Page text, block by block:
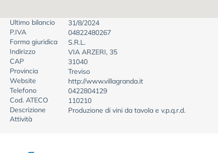
Ultimo bilancio
31/8/2024
P.IVA
04822480267
Forma giuridica
S.R.L.
Indirizzo
VIA ARZERI, 35
CAP
31040
Provincia
Treviso
Website
http://www.villagranda.it
Telefono
0422804129
Cod. ATECO
110210
Descrizione
Attività
Produzione di vini da tavola e v.p.q.r.d.